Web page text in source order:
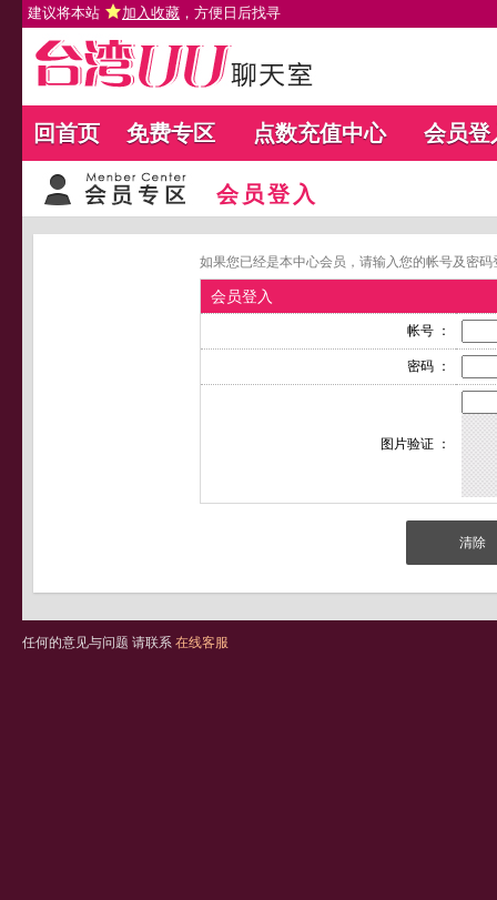
建议将本站 加入收藏 ，方便日后找寻
回首页 免费专区 点数充值中心 会员登
会员登入
如果您已经是本中心会员，请输入您的帐号及密
会员登入
帐号 ：
密码 ：
图片验证 ：
任何的意见与问题 请联系 在线客服